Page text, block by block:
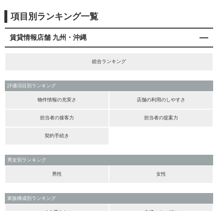
項目別ランキング一覧
賃貸情報店舗 九州・沖縄
総合ランキング
評価項目別ランキング
物件情報の充実さ 店舗の利用のしやすさ
担当者の接客力 担当者の提案力
契約手続き
男女別ランキング
男性 女性
家族構成別ランキング